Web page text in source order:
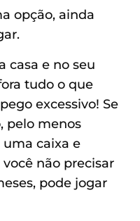
opção, ainda
casa e no seu
tudo o que
excessivo! Se
pelo menos
caixa e
não precisar
pode jogar